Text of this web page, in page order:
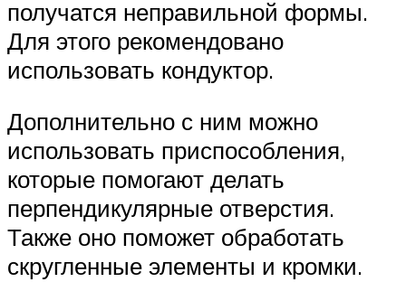
получатся неправильной формы.
Для этого рекомендовано
использовать кондуктор.
Дополнительно с ним можно
использовать приспособления,
которые помогают делать
перпендикулярные отверстия.
Также оно поможет обработать
скругленные элементы и кромки.